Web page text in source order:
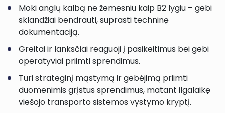
Moki anglų kalbą ne žemesniu kaip B2 lygiu – gebi
sklandžiai bendrauti, suprasti techninę
dokumentaciją.
Greitai ir lanksčiai reaguoji į pasikeitimus bei gebi
operatyviai priimti sprendimus.
Turi strateginį mąstymą ir gebėjimą priimti
duomenimis grįstus sprendimus, matant ilgalaikę
viešojo transporto sistemos vystymo kryptį.